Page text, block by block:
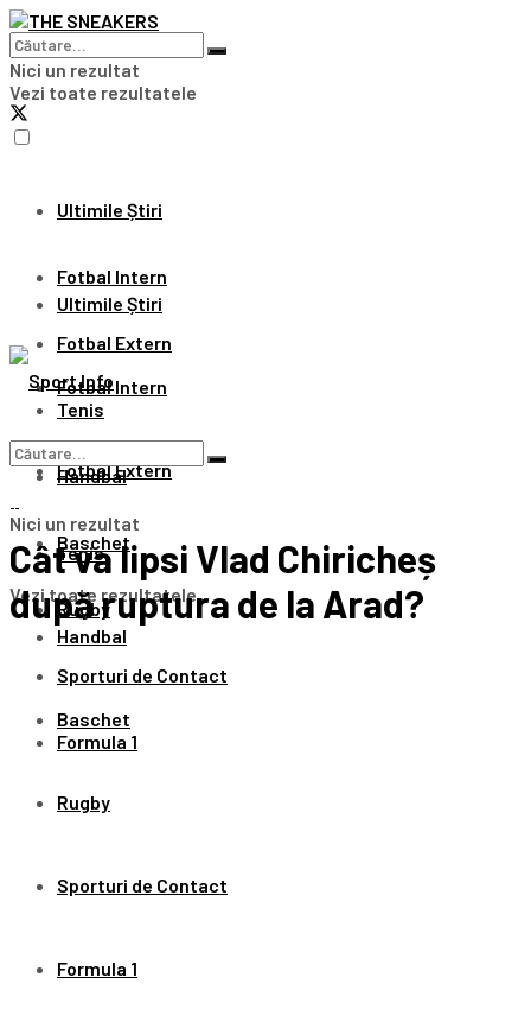
Nici un rezultat
Vezi toate rezultatele
Ultimile Știri
Fotbal Intern
Fotbal Extern
Tenis
Handbal
Baschet
Rugby
Sporturi de Contact
Formula 1
Ultimile Știri
Fotbal Intern
Fotbal Extern
Tenis
Handbal
Baschet
Rugby
Sporturi de Contact
Formula 1
Nici un rezultat
Vezi toate rezultatele
Cât va lipsi Vlad Chiricheș
după ruptura de la Arad?